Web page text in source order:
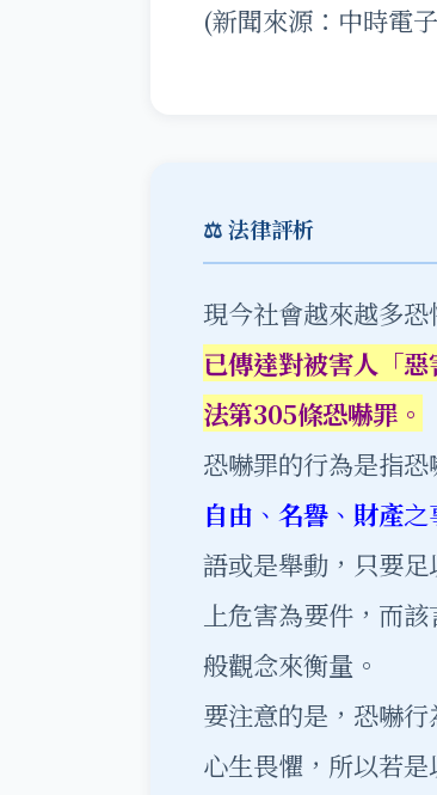
(新聞來源：中時電
⚖️ 法律評析
現今社會越來越多
已傳達對被害人「
法第305條恐嚇罪。
恐嚇罪的行為是指
自由 、 名譽 、 財產之
語或是舉動，只要
上危害為要件，而
般觀念來衡量。
要注意的是，恐嚇
心生畏懼，所以若